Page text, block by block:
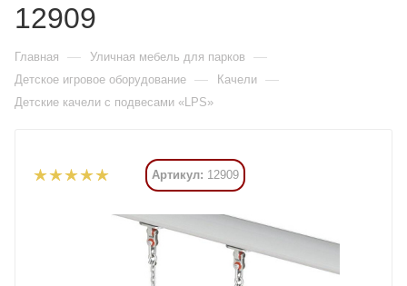
12909
Главная — Уличная мебель для парков —
Детское игровое оборудование — Качели —
Детские качели с подвесами «LPS»
Артикул: 12909